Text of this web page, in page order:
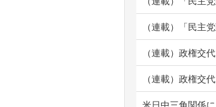
（連載）「民主
（連載）政権交
（連載）政権交
米日中三角関係